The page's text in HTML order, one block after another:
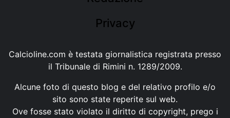
Privacy
Calcioline.com è testata giornalistica registrata presso
il Tribunale di Rimini n. 1289/2009.
Alcune foto di questo blog e del relativo profilo e/o
sito sono state reperite sul web.
Ove fosse stato violato il diritto di copyright, prego i